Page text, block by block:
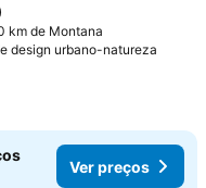
km de Montana
design urbano-natureza
Ver preços